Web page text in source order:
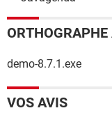
demo-8.7.1.exe
VOS AVIS